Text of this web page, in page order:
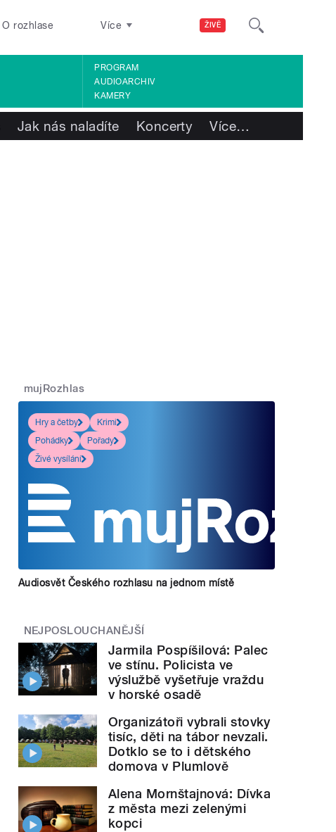
ŽIVĚ
O rozhlase Více
PROGRAM
AUDIOARCHIV
KAMERY
Jak nás naladíte Koncerty Více…
mujRozhlas
Hry a četby
Krimi
Pohádky
Pořady
Živé vysílání
Audiosvět Českého rozhlasu na jednom místě
NEJPOSLOUCHANĚJŠÍ
Jarmila Pospíšilová: Palec
ve stínu. Policista ve
výslužbě vyšetřuje vraždu
v horské osadě
Organizátoři vybrali stovky
tisíc, děti na tábor nevzali.
Dotklo se to i dětského
domova v Plumlově
Alena Mornštajnová: Dívka
z města mezi zelenými
kopci